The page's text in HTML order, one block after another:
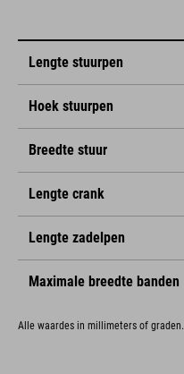
Lengte stuurpen
Hoek stuurpen
Breedte stuur
Lengte crank
Lengte zadelpen
Maximale breedte banden
Alle waardes in millimeters of graden.